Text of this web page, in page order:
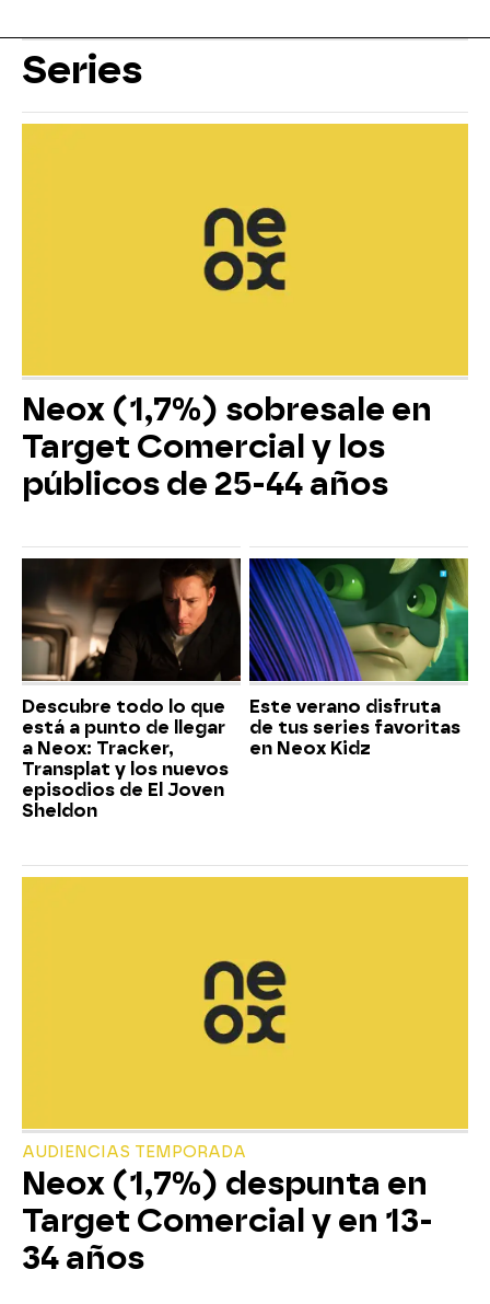
Series
Neox (1,7%) sobresale en
Target Comercial y los
públicos de 25-44 años
Descubre todo lo que
está a punto de llegar
a Neox: Tracker,
Transplat y los nuevos
episodios de El Joven
Sheldon
Este verano disfruta
de tus series favoritas
en Neox Kidz
AUDIENCIAS TEMPORADA
Neox (1,7%) despunta en
Target Comercial y en 13-
34 años